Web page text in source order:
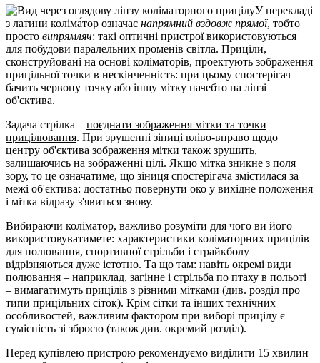
У перекладі
з латини коліма́тор означає напрямний вздовж прямої, тобто
просто випрямляч: такі оптичні пристрої використовуються
для побудови паралельних променів світла. Приціли,
сконструйовані на основі коліматорів, проектують зображення
прицільної точки в нескінченність: при цьому спостерігач
бачить червону точку або іншу мітку начебто на лінзі
об'єктива.
Задача стрілка – поєднати зображення мітки та точки
прицілювання. При зрушенні зіниці вліво-вправо щодо
центру об'єктива зображення мітки також зрушить,
залишаючись на зображенні цілі. Якщо мітка зникне з поля
зору, то це означатиме, що зіниця спостерігача змістилася за
межі об'єктива: достатньо повернути око у вихідне положення
і мітка відразу з'явиться знову.
Вибираючи коліматор, важливо розуміти для чого ви його
використовуватимете: характеристики коліматорних прицілів
для полювання, спортивної стрільби і страйкболу
відрізняються дуже істотно. Та що там: навіть окремі види
полювання – наприклад, загінне і стрільба по птаху в польоті
– вимагатимуть прицілів з різними мітками (див. розділ про
типи прицільних сіток). Крім сітки та інших технічних
особливостей, важливим фактором при виборі прицілу є
сумісність зі зброєю (також див. окремий розділ).
Перед купівлею пристрою рекомендуємо виділити 15 хвилин